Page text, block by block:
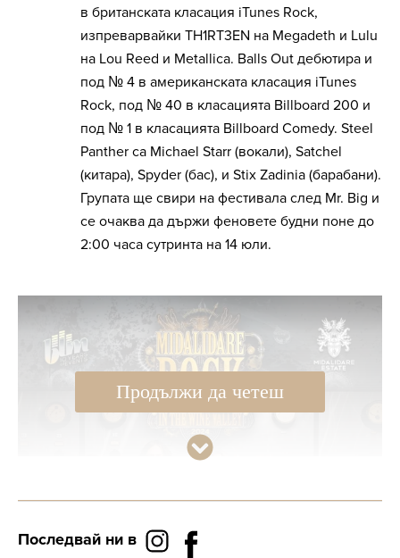
в британската класация iTunes Rock,
изпреварвайки TH1RT3EN на Megadeth и Lulu
на Lou Reed и Metallica. Balls Out дебютира и
под № 4 в американската класация iTunes
Rock, под № 40 в класацията Billboard 200 и
под № 1 в класацията Billboard Comedy. Steel
Panther са Michael Starr (вокали), Satchel
(китара), Spyder (бас), и Stix Zadinia (барабани).
Групата ще свири на фестивала след Mr. Big и
се очаква да държи феновете будни поне до
2:00 часа сутринта на 14 юли.
Продължи да четеш
Последвай ни в